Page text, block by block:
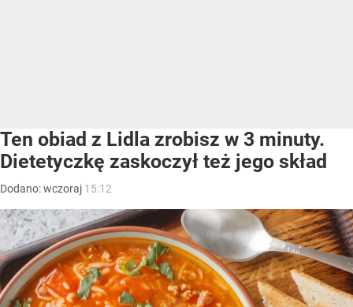
Ten obiad z Lidla zrobisz w 3 minuty.
Dietetyczkę zaskoczył też jego skład
Dodano:wczoraj 15:12